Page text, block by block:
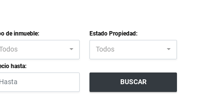
de inmueble: Estado Propiedad:
Todos
hasta:
BUSCAR